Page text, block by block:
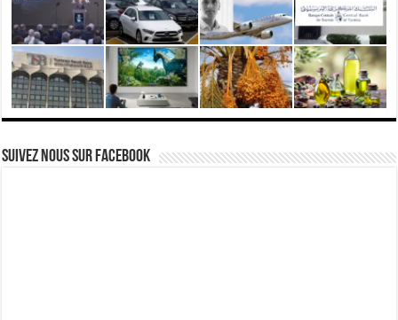
Suivez nous Sur Facebook